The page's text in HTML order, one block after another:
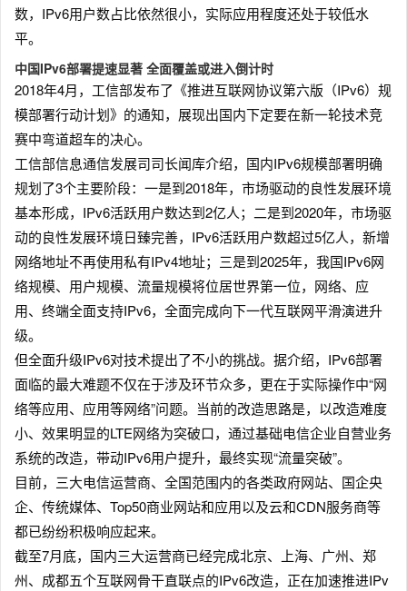
数，IPv6用户数占比依然很小，实际应用程度还处于较低水
平。
中国IPv6部署提速显著 全面覆盖或进入倒计时
2018年4月，工信部发布了《推进互联网协议第六版（IPv6）规
模部署行动计划》的通知，展现出国内下定要在新一轮技术竞
赛中弯道超车的决心。
工信部信息通信发展司司长闻库介绍，国内IPv6规模部署明确
规划了3个主要阶段：一是到2018年，市场驱动的良性发展环境
基本形成，IPv6活跃用户数达到2亿人；二是到2020年，市场驱
动的良性发展环境日臻完善，IPv6活跃用户数超过5亿人，新增
网络地址不再使用私有IPv4地址；三是到2025年，我国IPv6网
络规模、用户规模、流量规模将位居世界第一位，网络、应
用、终端全面支持IPv6，全面完成向下一代互联网平滑演进升
级。
但全面升级IPv6对技术提出了不小的挑战。据介绍，IPv6部署
面临的最大难题不仅在于涉及环节众多，更在于实际操作中“网
络等应用、应用等网络”问题。当前的改造思路是，以改造难度
小、效果明显的LTE网络为突破口，通过基础电信企业自营业务
系统的改造，带动IPv6用户提升，最终实现“流量突破”。
目前，三大电信运营商、全国范围内的各类政府网站、国企央
企、传统媒体、Top50商业网站和应用以及云和CDN服务商等
都已纷纷积极响应起来。
截至7月底，国内三大运营商已经完成北京、上海、广州、郑
州、成都五个互联网骨干直联点的IPv6改造，正在加速推进IPv